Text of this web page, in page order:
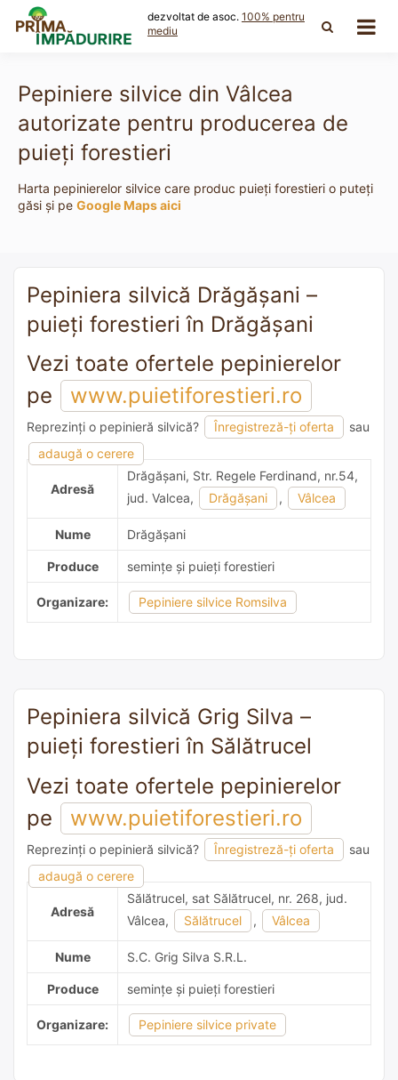
content
dezvoltat de asoc. 100% pentru
mediu
Pepiniere silvice din Vâlcea
autorizate pentru producerea de
puieți forestieri
Harta pepinierelor silvice care produc puieți forestieri o puteți
găsi și pe Google Maps aici
Pepiniera silvică Drăgăşani –
puieți forestieri în Drăgăşani
Vezi toate ofertele pepinierelor
pe
www.puietiforestieri.ro
Reprezinți o pepinieră silvică? Înregistreză-ți oferta
sau
adaugă o cerere
1 recomandare
Adresă
Drăgăşani, Str. Regele Ferdinand, nr.54,
jud. Valcea,
Drăgăşani , Vâlcea
Nume Drăgăşani
Produce semințe și puieți forestieri
Organizare: Pepiniere silvice Romsilva
Pepiniera silvică Grig Silva –
puieți forestieri în Sălătrucel
Vezi toate ofertele pepinierelor
pe
www.puietiforestieri.ro
Reprezinți o pepinieră silvică? Înregistreză-ți oferta
sau
adaugă o cerere
adaugă o recomandare
Adresă
Sălătrucel, sat Sălătrucel, nr. 268, jud.
Vâlcea,
Sălătrucel , Vâlcea
Nume S.C. Grig Silva S.R.L.
Produce semințe și puieți forestieri
Organizare: Pepiniere silvice private